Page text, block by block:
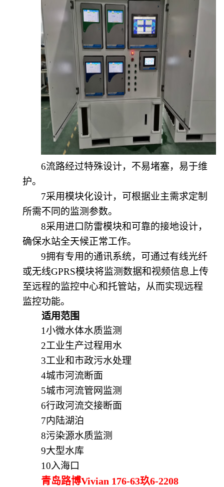
6流路经过特殊设计，不易堵塞，易于维
护。
7采用模块化设计，可根据业主需求定制
所需不同的监测参数。
8采用进口防雷模块和可靠的接地设计，
确保水站全天候正常工作。
9拥有专用的通讯系统，可通过有线光纤
或无线GPRS模块将监测数据和视频信息上传
至远程的监控中心和托管站，从而实现远程
监控功能。
适用范围
1小微水体水质监测
2工业生产过程用水
3工业和市政污水处理
4城市河流断面
5城市河流管网监测
6行政河流交接断面
7内陆湖泊
8污染源水质监测
9大型水库
10入海口
青岛路博Vivian 176-63玖6-2208